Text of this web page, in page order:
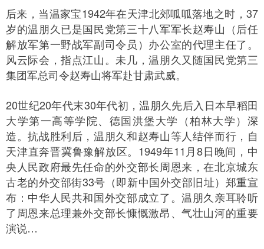
后来，当温家宝1942年在天津北郊呱呱落地之时，37
岁的温朋久已是国民党第三十八军军长赵寿山（后任
解放军第一野战军副司令员）办公室的代理主任了。
风云际会，指点江山。未几，温朋久又随国民党第三
集团军总司令赵寿山将军赴甘肃武威。
20世纪20年代末30年代初，温朋久先后入日本早稻田
大学第一高等学院、德国洪堡大学（柏林大学）深
造。抗战胜利后，温朋久和赵寿山等人结伴而行，自
天津直奔晋冀鲁豫解放区。1949年11月8日晚间，中
央人民政府最先任命的外交部长周恩来，在北京城东
古老的外交部街33号（即新中国外交部旧址）郑重宣
布：中华人民共和国外交部成立了。温朋久亲耳聆听
了周恩来总理兼外交部长慷慨激昂、气壮山河的重要
演说…